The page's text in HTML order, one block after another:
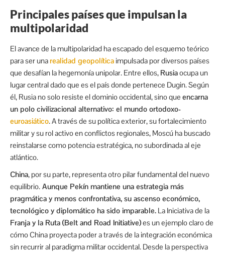
Principales países que impulsan la
multipolaridad
El avance de la multipolaridad ha escapado del esquemo teórico
para ser unarealidad geopolítica impulsada por diversos países
que desafían la hegemonía unipolar. Entre ellos, Rusiaocupa un
lugar central dado que es el país donde pertenece Dugin. Según
él, Rusia no solo resiste el dominio occidental, sino que encarna
un polo civilizacional alternativo: el mundo ortodoxo-
euroasiático. A través de su política exterior, su fortalecimiento
militar y su rol activo en conflictos regionales, Moscú ha buscado
reinstalarse como potencia estratégica, no subordinada al eje
atlántico.
China, por su parte, representa otro pilar fundamental del nuevo
equilibrio. Aunque Pekín mantiene una estrategia más
pragmática y menos confrontativa, su ascenso económico,
tecnológico y diplomático ha sido imparable. La Iniciativa de la
Franja y la Ruta (Belt and Road Initiative)es un ejemplo claro de
cómo China proyecta poder a través de la integración económica
sin recurrir al paradigma militar occidental. Desde la perspectiva